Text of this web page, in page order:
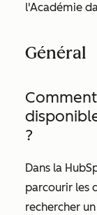
l'Académie
Général
?
Dans la
parcourir les
rechercher